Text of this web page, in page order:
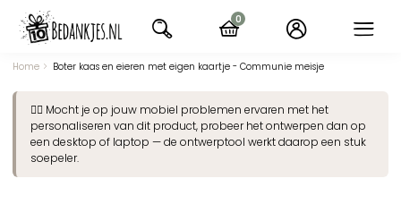
naar
navigatie
Home Boter kaas en eieren met eigen kaartje - Communie meisje
👉🏽 Mocht je op jouw mobiel problemen ervaren met het
personaliseren van dit product, probeer het ontwerpen dan op
een desktop of laptop — de ontwerptool werkt daarop een stuk
soepeler.
0
items